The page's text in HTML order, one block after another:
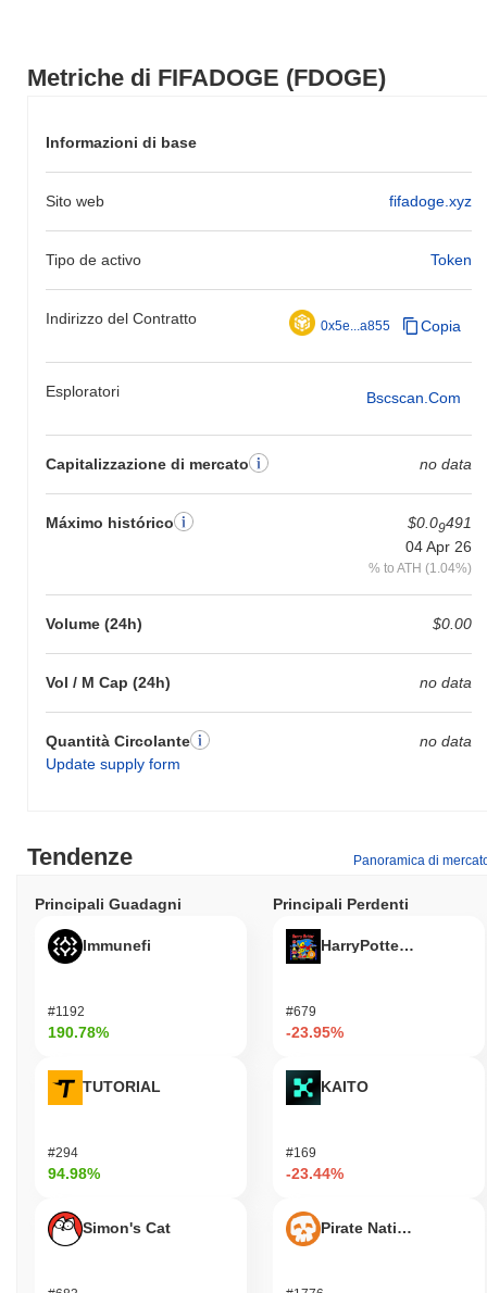
Metriche di FIFADOGE (FDOGE)
Informazioni di base
Sito web fifadoge.xyz
Tipo de activo Token
Indirizzo del Contratto 0x5e...a855 Copia
Esploratori Bscscan.com
Capitalizzazione di mercato no data
Máximo histórico $0.09491
04 Apr 26
% to ATH (1.04%)
Volume (24h) $0.00
Vol / M Cap (24h) no data
Quantità Circolante
Update supply form
no data
Tendenze Panoramica di
Principali Guadagni
Immunefi
#1192
190.78%
TUTORIAL
#294
94.98%
Simon's Cat
Principali Perdenti
#679
-23.95%
KAITO
#169
-23.44%
Pirate Nation Token